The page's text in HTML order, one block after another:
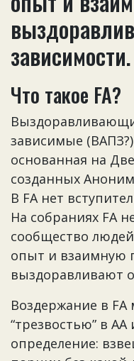
зависимости.
Что такое FA?
зависимые
основанная на
созданных
В FA нет
На собраниях FA
сообщество
опыт и взаимную
выздоравливают
Воздержание в
“трезвостью” в
определение: